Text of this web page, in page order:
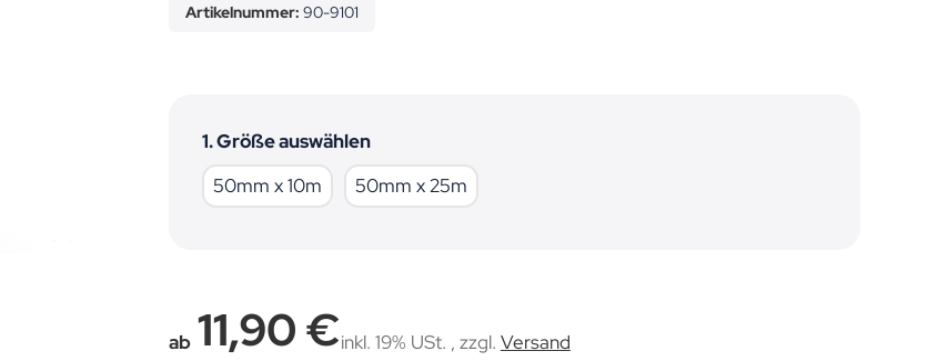
Artikelnummer: 90-9101
1. Größe auswählen
50mm x 10m50mm x 10m
50mm x 25m50mm x 25m
ab 11,90 €inkl. 19% USt. , zzgl. Versand